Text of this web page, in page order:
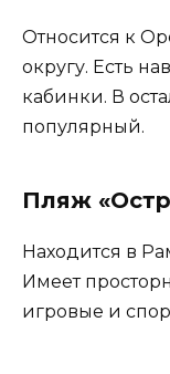
Относится к
округу. Есть
кабинки. В
популярный.
Пляж
Находится в
Имеет
игровые и